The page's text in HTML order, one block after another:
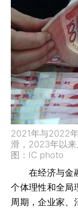
2021年与2022
滑，2023年以来
图：IC photo
在经济与金融
个体理性和全局
周期，企业家、